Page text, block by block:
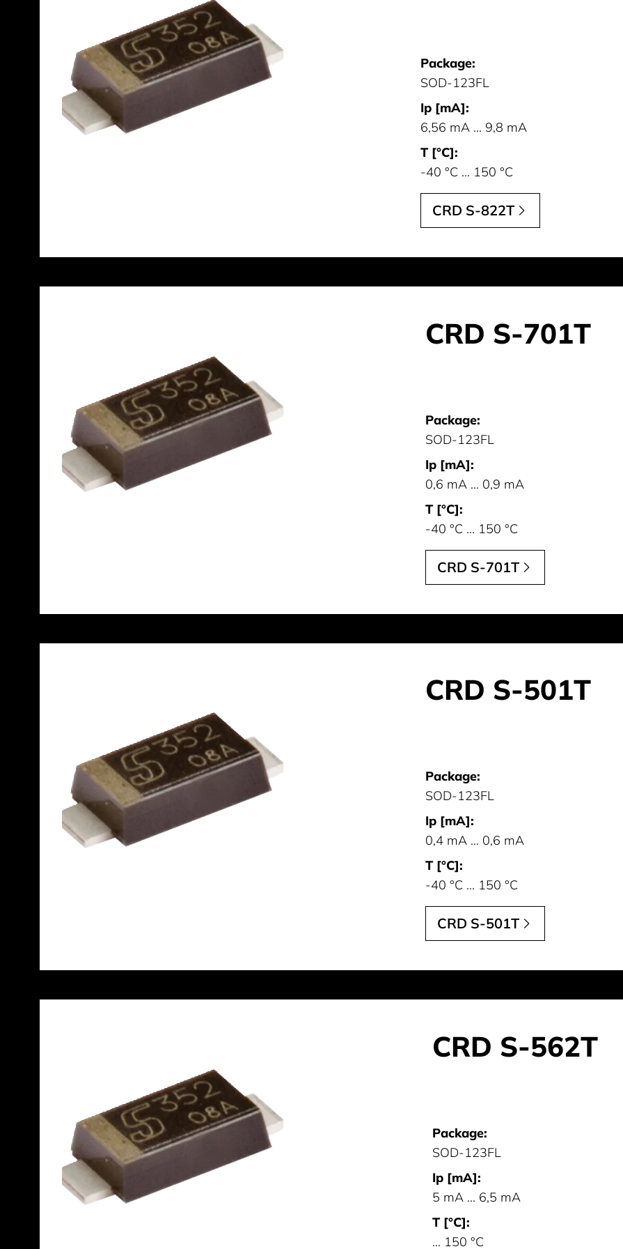
Package:
SOD-123FL
Ip [mA]:
6,56 mA ... 9,8 mA
T [°C]:
-40 °C ... 150 °C
CRD S-822T
CRD S-701T
Package:
SOD-123FL
Ip [mA]:
0,6 mA ... 0,9 mA
T [°C]:
-40 °C ... 150 °C
CRD S-701T
CRD S-501T
Package:
SOD-123FL
Ip [mA]:
0,4 mA ... 0,6 mA
T [°C]:
-40 °C ... 150 °C
CRD S-501T
CRD S-562T
Package:
SOD-123FL
Ip [mA]:
5 mA ... 6,5 mA
T [°C]:
... 150 °C